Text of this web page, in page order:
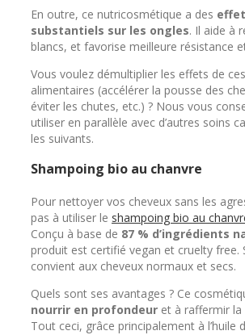
En outre, ce nutricosmétique a des
substantiels sur les ongles. Il aide à
blancs, et favorise meilleure résistance
Vous voulez démultiplier les effets de
alimentaires (accélérer la pousse des
éviter les chutes, etc.) ? Nous vous
utiliser en parallèle avec d’autres soins
les suivants.
Shampoing bio au chanvre
Pour nettoyer vos cheveux sans les
pas à utiliser le shampoing bio au
Conçu à base de 87 % d’ingrédients
produit est certifié vegan et cruelty free.
convient aux cheveux normaux et secs.
Quels sont ses avantages ? Ce
nourrir en profondeur et à raffermir la
Tout ceci, grâce principalement à l’huile